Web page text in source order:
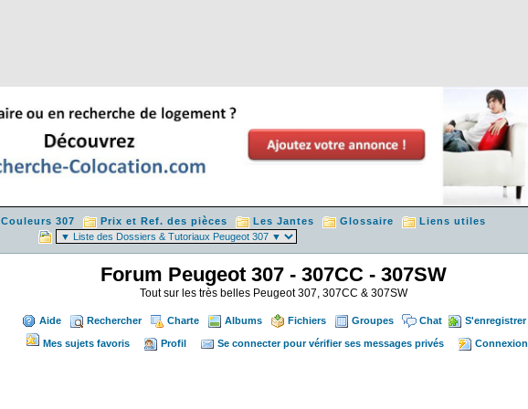
Couleurs 307 Prix et Ref. des pièces Les Jantes Glossaire Liens utiles
Forum Peugeot 307 - 307CC - 307SW
Tout sur les très belles Peugeot 307, 307CC & 307SW
Aide Rechercher Charte Albums Fichiers Groupes Chat S'enregistrer
Mes sujets favoris Profil Se connecter pour vérifier ses messages privés Connexion